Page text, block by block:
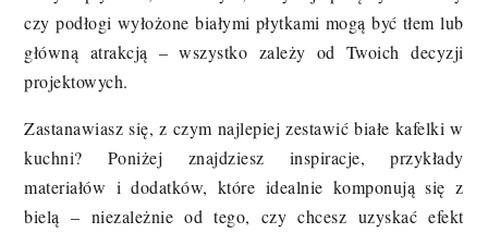
czy podłogi wyłożone białymi płytkami mogą być tłem lub
główną atrakcją – wszystko zależy od Twoich decyzji
projektowych.
Zastanawiasz się, z czym najlepiej zestawić białe kafelki w
kuchni? Poniżej znajdziesz inspiracje, przykłady
materiałów i dodatków, które idealnie komponują się z
bielą – niezależnie od tego, czy chcesz uzyskać efekt